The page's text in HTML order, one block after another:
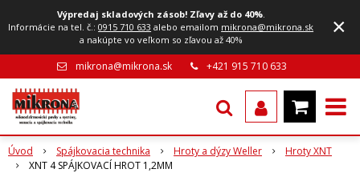
Výpredaj skladových zásob! Zľavy až do 40%.
Informácie na tel. č.:0915 710 633 alebo emailom mikrona@mikrona.sk
a nakúpte vo veľkom so zľavou až 40%
×
mikrona@mikrona.sk +421 915 710 633
Úvod Spájkovacia technika Hroty a dýzy Weller
Hroty XNT
XNT 4 SPÁJKOVACÍ HROT 1,2MM